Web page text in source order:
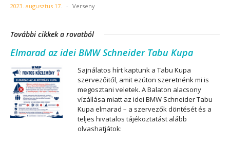
2023. augusztus 17. - Verseny
További cikkek a rovatból
Elmarad az idei BMW Schneider Tabu Kupa
Sajnálatos hírt kaptunk a Tabu Kupa
szervezőitől, amit ezúton szeretnénk mi is
megosztani veletek. A Balaton alacsony
vízállása miatt az idei BMW Schneider Tabu
Kupa elmarad – a szervezők döntését és a
teljes hivatalos tájékoztatást alább
olvashatjátok: